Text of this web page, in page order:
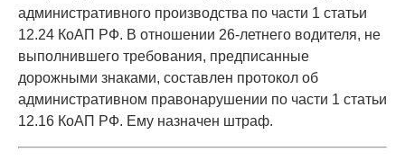
административного производства по части 1 статьи
12.24 КоАП РФ. В отношении 26-летнего водителя, не
выполнившего требования, предписанные
дорожными знаками, составлен протокол об
административном правонарушении по части 1 статьи
12.16 КоАП РФ. Ему назначен штраф.